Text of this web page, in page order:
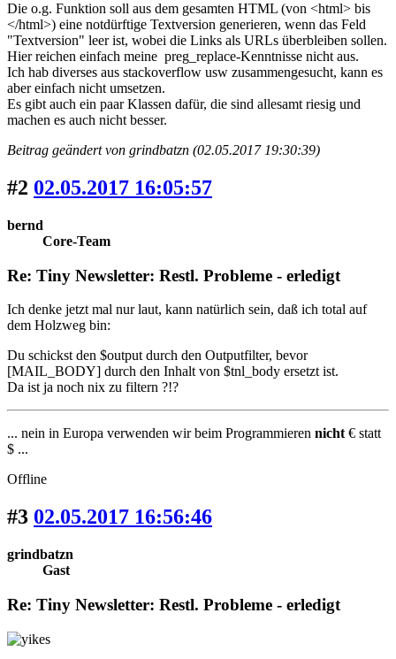
Die o.g. Funktion soll aus dem gesamten HTML (von <html> bis
</html>) eine notdürftige Textversion generieren, wenn das Feld
"Textversion" leer ist, wobei die Links als URLs überbleiben sollen.
Hier reichen einfach meine preg_replace-Kenntnisse nicht aus.
Ich hab diverses aus stackoverflow usw zusammengesucht, kann es
aber einfach nicht umsetzen.
Es gibt auch ein paar Klassen dafür, die sind allesamt riesig und
machen es auch nicht besser.
Beitrag geändert von grindbatzn (02.05.2017 19:30:39)
#2 02.05.2017 16:05:57
bernd
Core-Team
Re: Tiny Newsletter: Restl. Probleme - erledigt
Ich denke jetzt mal nur laut, kann natürlich sein, daß ich total auf
dem Holzweg bin:
Du schickst den $output durch den Outputfilter, bevor
[MAIL_BODY] durch den Inhalt von $tnl_body ersetzt ist.
Da ist ja noch nix zu filtern ?!?
... nein in Europa verwenden wir beim Programmieren nicht € statt
$ ...
Offline
#3 02.05.2017 16:56:46
grindbatzn
Gast
Re: Tiny Newsletter: Restl. Probleme - erledigt